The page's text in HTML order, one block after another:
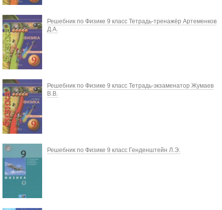
Решебник по Физике 9 класс Тетрадь-тренажёр Артеменков
Д.А.
Решебник по Физике 9 класс Тетрадь-экзаменатор Жумаев
В.В.
Решебник по Физике 9 класс Генденштейн Л.Э.